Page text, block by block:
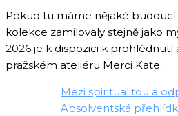
Pokud tu máme nějaké budoucí
kolekce zamilovaly stejně jako
2026 je k dispozici k prohlédnutí
pražském ateliéru Merci Kate.
Mezi spiritualitou a
Absolventská